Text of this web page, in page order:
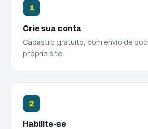
1
Crie sua conta
Cadastro gratuito, com envio de
próprio site.
2
Habilite-se